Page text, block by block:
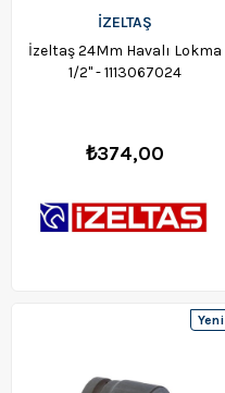
İZELTAŞ
İzeltaş 24Mm Havalı Lokma
1/2" - 1113067024
₺374,00
Yeni